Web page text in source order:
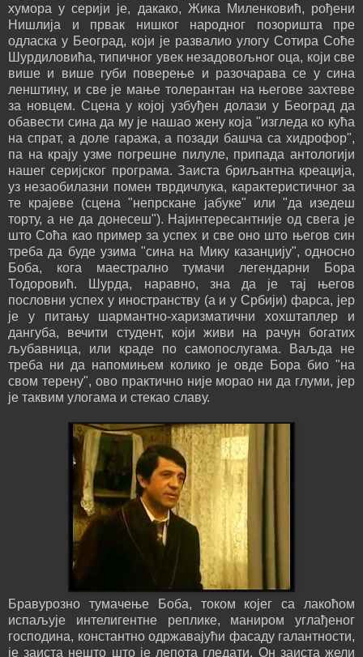
хумора у серији је, дакако, Жика Миленковић, рођени
Нишлија и првак нишког народног позоришта пре
одласка у Београд, који је развалио улогу Сотира Соће
Шурдиловића, типичног увек незадовољног оца, који све
више и више губи поверење и разочарава се у сина
ленштину, и све је мање толерантан на његове захтеве
за новцем. Сцена у којој узбуђен долази у Београд да
обавести сина да му је нашао жену која "изгледа ко кућа
на спрат, а доле гаража, а позади башча са хидрофор",
па на крају узме погрешне пилуле, припада антологији
нашег серијског програма. Заиста бриљантна креација,
уз незаобилазни помен тврдичлука, карактеристичног за
те крајеве (сцена "непрскане јабуке" или "да изедеш
торту, а не да донесеш"). Најинтересантније од свега је
што Соћа као пример за успех и све оно што његов син
треба да буде узима "сина на Мику казанџију", односно
Боба, кога маестрално тумачи легендарни Бора
Тодоровић. Шурда, наравно, зна да је тај његов
пословни успех у иностранству (а и у Србији) фарса, јер
је у питању шармантно-харизматични хохштаплер и
дангуба, вечити студент, који живи на рачун богатих
љубавница, или краде по самопослугама. Ваљда не
треба ни да напомињем колико је овде Бора био "на
свом терену", ово практично није морао ни да глуми, јер
је таквим улогама и стекао славу.
Бравурозно тумачење Боба, током којег са лакоћом
испаљује интелигентне реплике, маниром углађеног
господина, константно одржавајући фасаду галантности,
је заиста нешто што је лепота гледати. Он заиста жели